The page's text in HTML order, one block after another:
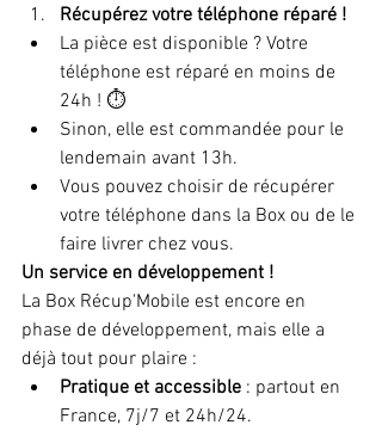
Récupérez votre téléphone réparé !
La pièce est disponible ? Votre
téléphone est réparé en moins de
24h ! ⏱️
Sinon, elle est commandée pour le
lendemain avant 13h.
Vous pouvez choisir de récupérer
votre téléphone dans la Box ou de le
faire livrer chez vous.
Un service en développement !
La Box Récup'Mobile est encore en
phase de développement, mais elle a
déjà tout pour plaire :
Pratique et accessible : partout en
France, 7j/7 et 24h/24.